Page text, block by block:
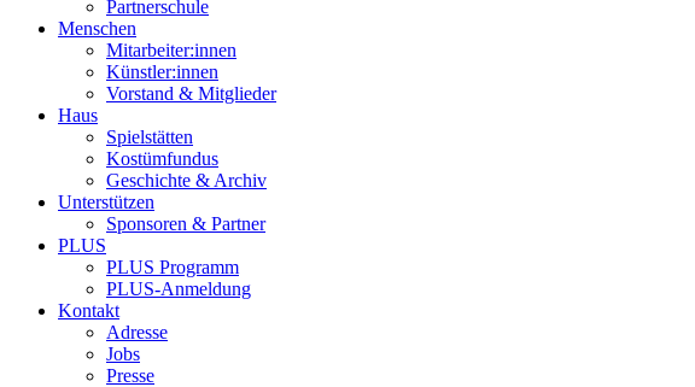
Partnerschule
Menschen
Mitarbeiter:innen
Künstler:innen
Vorstand & Mitglieder
Haus
Spielstätten
Kostümfundus
Geschichte & Archiv
Unterstützen
Sponsoren & Partner
PLUS
PLUS Programm
PLUS-Anmeldung
Kontakt
Adresse
Jobs
Presse